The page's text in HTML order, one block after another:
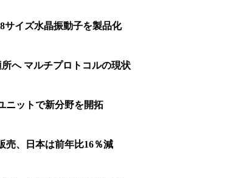
サイズ水晶振動子を製品化
へ マルチプロトコルの現状
ニットで新分野を開拓
売、日本は前年比16％減